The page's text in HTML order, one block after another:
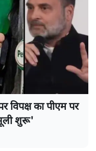
विपक्ष का पीएम पर
शुरू'